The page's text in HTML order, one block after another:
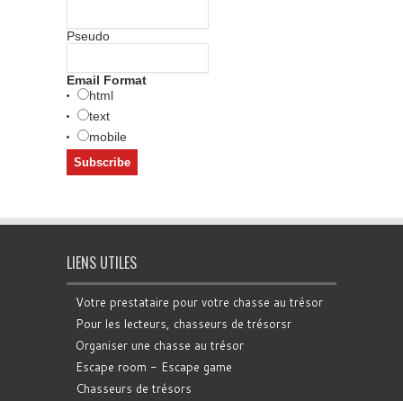
Pseudo
Email Format
html
text
mobile
LIENS UTILES
Votre prestataire pour votre chasse au trésor
Pour les lecteurs, chasseurs de trésorsr
Organiser une chasse au trésor
Escape room - Escape game
Chasseurs de trésors